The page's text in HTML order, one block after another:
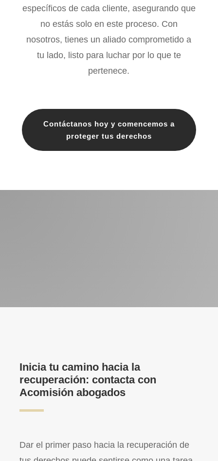
específicos de cada cliente, asegurando que
no estás solo en este proceso. Con
nosotros, tienes un aliado comprometido a
tu lado, listo para luchar por lo que te
pertenece.
Contáctanos hoy y comencemos a
proteger tus derechos
Inicia tu camino hacia la
recuperación: contacta con
Acomisión abogados
Dar el primer paso hacia la recuperación de